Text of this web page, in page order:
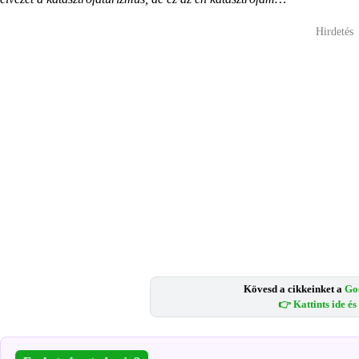
Hirdetés
Kövesd a cikkeinket a
👉 Kattints ide és